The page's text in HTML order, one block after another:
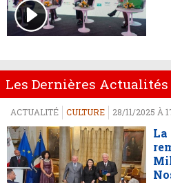
Les Dernières Actualités
ACTUALITÉ CULTURE 28/11/2025 À
La